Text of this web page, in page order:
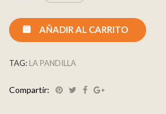
AÑADIR AL CARRITO
TAG: LA PANDILLA
Compartir: